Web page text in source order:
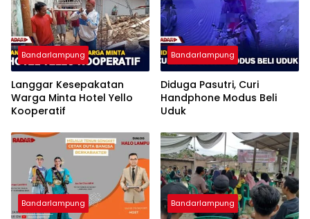
Bandarlampung
Langgar Kesepakatan
Warga Minta Hotel Yello
Kooperatif
Bandarlampung
Diduga Pasutri, Curi
Handphone Modus Beli
Uduk
Bandarlampung Bandarlampung